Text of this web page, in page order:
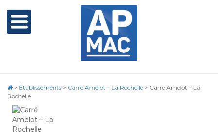
> Établissements > Carré Amelot – La Rochelle > Carré Amelot – La
Rochelle